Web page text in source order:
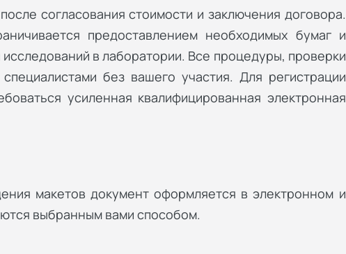
согласования стоимости и заключения договора.
предоставлением необходимых бумаг и
в лаборатории. Все процедуры, проверки
без вашего участия. Для регистрации
усиленная квалифицированная электронная
макетов документ оформляется в электронном и
выбранным вами способом.